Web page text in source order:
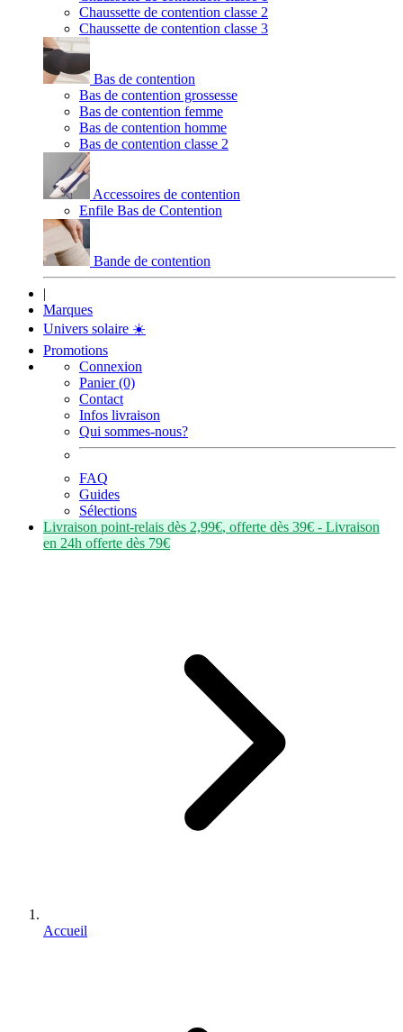
Chaussette de contention classe 2
Chaussette de contention classe 3
Bas de contention
Bas de contention grossesse
Bas de contention femme
Bas de contention homme
Bas de contention classe 2
Accessoires de contention
Enfile Bas de Contention
Bande de contention
|
Marques
Univers solaire ☀️
Promotions
Connexion
Panier (0)
Contact
Infos livraison
Qui sommes-nous?
FAQ
Guides
Sélections
Livraison point-relais dès 2,99€, offerte dès 39€ - Livraison
en 24h offerte dès 79€
Accueil